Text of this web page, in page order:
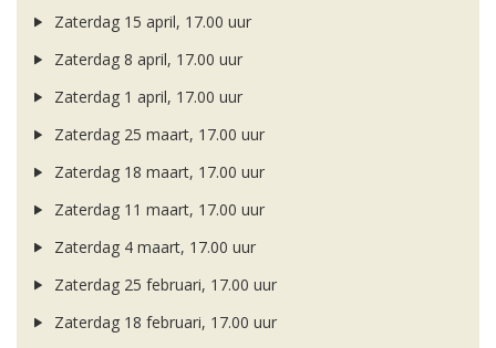
Zaterdag 15 april, 17.00 uur
Zaterdag 8 april, 17.00 uur
Zaterdag 1 april, 17.00 uur
Zaterdag 25 maart, 17.00 uur
Zaterdag 18 maart, 17.00 uur
Zaterdag 11 maart, 17.00 uur
Zaterdag 4 maart, 17.00 uur
Zaterdag 25 februari, 17.00 uur
Zaterdag 18 februari, 17.00 uur